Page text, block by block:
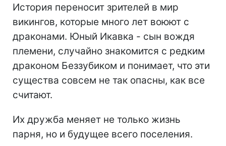
История переносит зрителей в мир
викингов, которые много лет воюют с
драконами. Юный Икавка - сын вождя
племени, случайно знакомится с редким
драконом Беззубиком и понимает, что эти
существа совсем не так опасны, как все
считают.
Их дружба меняет не только жизнь
парня, но и будущее всего поселения.